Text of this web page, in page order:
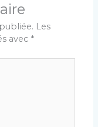
Les
avec *